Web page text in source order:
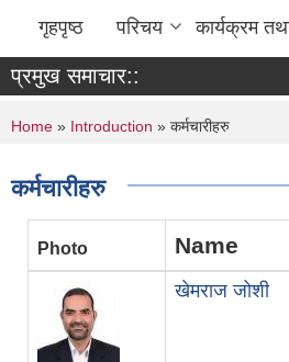
गृहपृष्ठ परिचय कार्यक्रम
प्रमुख समाचार::
You are here
Home » Introduction » कर्मचारीहरु
कर्मचारीहरु
Photo Name
खेमराज जोशी